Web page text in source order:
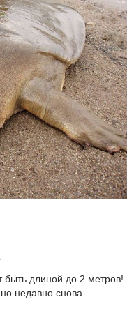
быть длиной до 2 метров!
недавно снова